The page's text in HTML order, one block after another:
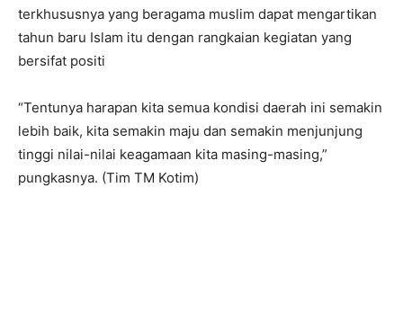
terkhususnya yang beragama muslim dapat mengartikan
tahun baru Islam itu dengan rangkaian kegiatan yang
bersifat positi
“Tentunya harapan kita semua kondisi daerah ini semakin
lebih baik, kita semakin maju dan semakin menjunjung
tinggi nilai-nilai keagamaan kita masing-masing,”
pungkasnya. (Tim TM Kotim)